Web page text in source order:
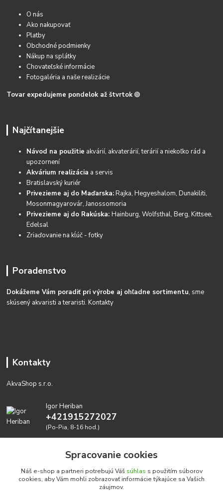
O nás
Ako nakupovať
Platby
Obchodné podmienky
Nákup na splátky
Chovateľské informácie
Fotogaléria a naše realizácie
Tovar expedujeme pondelok až štvrtok 🟢
Najčítanejšie
Návod na použitie akvárií, akvaterárií, terárií a niekoľko rád a
upozornení
Akvárium realizácia a servis
Bratislavský kuriér
Privezieme aj do Maďarska:Rajka, Hegyeshalom, Dunakiliti,
Mosonmagyarovár, Janossomoria
Privezieme aj do Rakúska:Hainburg, Wolfsthal, Berg, Kittsee,
Edelsal
Zriaďovanie na kĺúč - fotky
Poradenstvo
Dokážeme Vám poradiť pri výrobe aj ohľadne sortimentu, sme
skúsený akvaristi a teraristi.Kontakty
Kontakty
AkvaShop s.r.o.
Igor Heriban
+421915272027
(Po-Pia, 8-16 hod.)
Spracovanie cookies
Náš e-shop a partneri potrebujú Váš súhlas s použitím súborov
cookies, aby Vám mohli zobrazovať informácie týkajúce sa Vašich
záujmov.